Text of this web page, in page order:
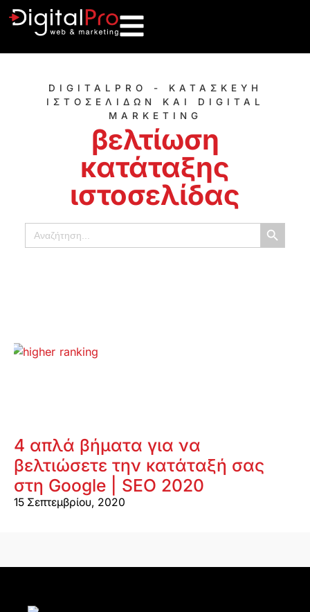
DIGITALPRO - ΚΑΤΑΣΚΕΥΗ
ΙΣΤΟΣΕΛΙΔΩΝ ΚΑΙ DIGITAL
MARKETING
βελτίωση
κατάταξης
ιστοσελίδας
Αναζήτηση
για:
Κουμπί
4 απλά βήματα για να
βελτιώσετε την κατάταξή σας
στη Google | SEO 2020
15 Σεπτεμβρίου, 2020